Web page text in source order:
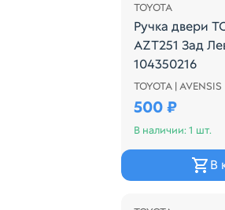
TOYOTA
Ручка двери
AZT251 Зад
104350216
ВНУТРЕННЯЯ
TOYOTA |
500 ₽
В наличии: 1 шт.
В
Распродажа